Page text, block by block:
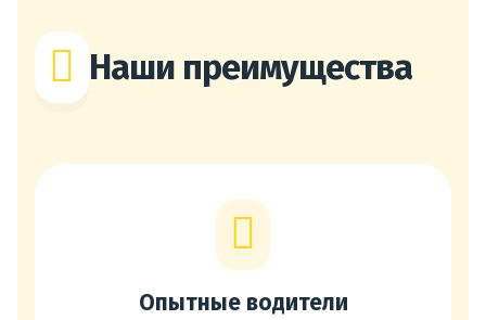
Наши преимущества
Опытные водители